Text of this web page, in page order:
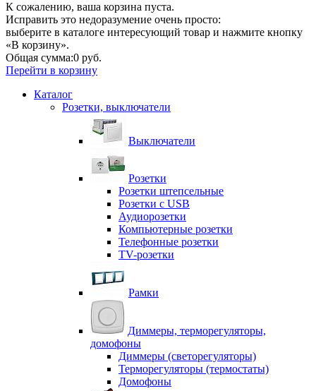
К сожалению, ваша корзина пуста.
Исправить это недоразумение очень просто:
выберите в каталоге интересующий товар и нажмите кнопку
«В корзину».
Общая сумма:0 руб.
Перейти в корзину
Каталог
Розетки, выключатели
Выключатели
Розетки
Розетки штепсельные
Розетки с USB
Аудиорозетки
Компьютерные розетки
Телефонные розетки
TV-розетки
Рамки
Диммеры, терморегуляторы,
домофоны
Диммеры (светорегуляторы)
Терморегуляторы (термостаты)
Домофоны